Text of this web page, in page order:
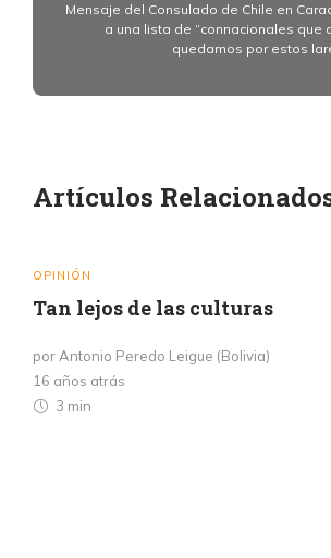
Mensaje del Consulado de Chile en
a una lista de “connacionales que
quedamos por estos
Artículos
OPINIÓN
Tan lejos de las culturas
por Antonio Peredo Leigue (Bolivia)
16 años atrás
3 min